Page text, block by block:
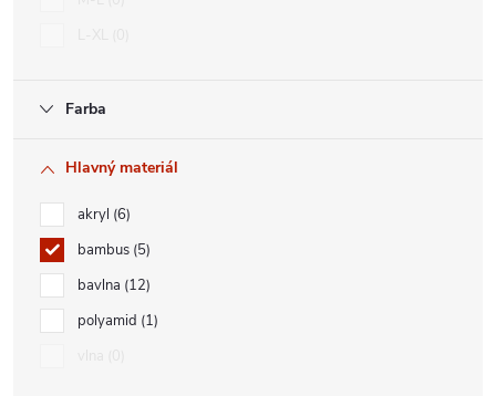
Farba
Hlavný materiál
akryl 6
bambus 5
bavlna 12
polyamid 1